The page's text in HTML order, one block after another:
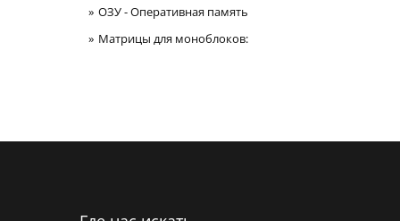
ОЗУ - Оперативная память
Матрицы для моноблоков: